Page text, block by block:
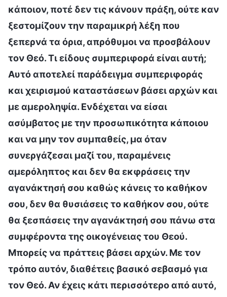
κάποιον, ποτέ δεν τις κάνουν πράξη, ούτε καν
ξεστομίζουν την παραμικρή λέξη που
ξεπερνά τα όρια, απρόθυμοι να προσβάλουν
τον Θεό. Τι είδους συμπεριφορά είναι αυτή;
Αυτό αποτελεί παράδειγμα συμπεριφοράς
και χειρισμού καταστάσεων βάσει αρχών και
με αμεροληψία. Ενδέχεται να είσαι
ασύμβατος με την προσωπικότητα κάποιου
και να μην τον συμπαθείς, μα όταν
συνεργάζεσαι μαζί του, παραμένεις
αμερόληπτος και δεν θα εκφράσεις την
αγανάκτησή σου καθώς κάνεις το καθήκον
σου, δεν θα θυσιάσεις το καθήκον σου, ούτε
θα ξεσπάσεις την αγανάκτησή σου πάνω στα
συμφέροντα της οικογένειας του Θεού.
Μπορείς να πράττεις βάσει αρχών. Με τον
τρόπο αυτόν, διαθέτεις βασικό σεβασμό για
τον Θεό. Αν έχεις κάτι περισσότερο από αυτό,